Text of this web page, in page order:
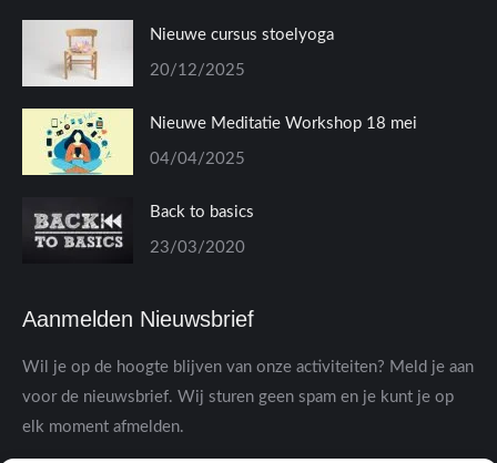
Nieuwe cursus stoelyoga
20/12/2025
Nieuwe Meditatie Workshop 18 mei
04/04/2025
Back to basics
23/03/2020
Aanmelden Nieuwsbrief
Wil je op de hoogte blijven van onze activiteiten? Meld je aan
voor de nieuwsbrief. Wij sturen geen spam en je kunt je op
elk moment afmelden.